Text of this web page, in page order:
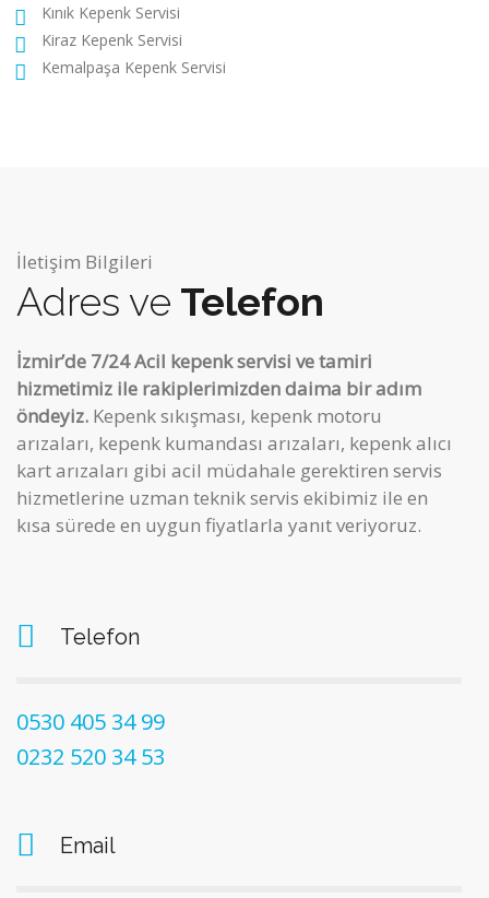
Kınık Kepenk Servisi
Kiraz Kepenk Servisi
Kemalpaşa Kepenk Servisi
İletişim Bilgileri
Adres ve Telefon
İzmir’de 7/24 Acil kepenk servisi ve tamiri
hizmetimiz ile rakiplerimizden daima bir adım
öndeyiz. Kepenk sıkışması, kepenk motoru
arızaları, kepenk kumandası arızaları, kepenk alıcı
kart arızaları gibi acil müdahale gerektiren servis
hizmetlerine uzman teknik servis ekibimiz ile en
kısa sürede en uygun fiyatlarla yanıt veriyoruz.
Telefon
0530 405 34 99
0232 520 34 53
Email